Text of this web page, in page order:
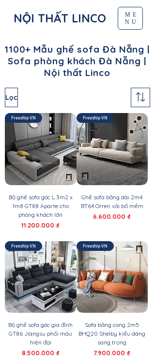
NỘI THẤT LINCO
ME
NU
1100+ Mẫu ghế sofa Đà Nẵng |
Sofa phòng khách Đà Nẵng |
Nội thất Linco
Lọc
Freeship VN
Bộ ghế sofa góc L 3m2 x
1m8 GT88 Aparte cho
phòng khách lớn
Giá
11.200.000 ₫
Freeship VN
Ghế sofa băng dài 2m4
BT64 Orren vải bố mềm
Giá
6.600.000 ₫
Freeship VN
Bộ ghế sofa góc gia đình
GT86 Jiangsu phối màu
hiện đại
Giá
8.500.000 ₫
Freeship VN
Sofa băng cong 2m5
BHQ20 Shelby kiểu dáng
sang trọng
Giá
7.900.000 ₫